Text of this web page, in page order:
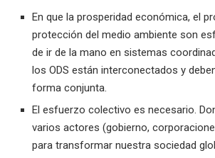
En que la prosperidad económica, el
protección del medio ambiente son
de ir de la mano en sistemas
los ODS están interconectados y
forma conjunta.
El esfuerzo colectivo es necesario.
varios actores (gobierno,
para transformar nuestra sociedad